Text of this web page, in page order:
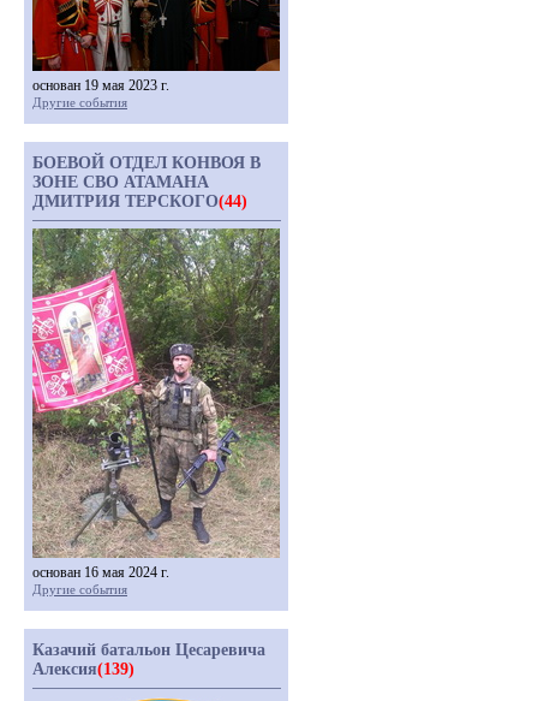
основан 19 мая 2023 г.
Другие события
БОЕВОЙ ОТДЕЛ КОНВОЯ В
ЗОНЕ СВО АТАМАНА
ДМИТРИЯ ТЕРСКОГО(44)
основан 16 мая 2024 г.
Другие события
Казачий батальон Цесаревича
Алексия(139)